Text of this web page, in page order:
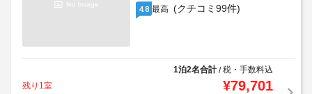
4.8 最高 (クチコミ99件)
1泊2名合計/税・手数料込
残り1室
¥79,701